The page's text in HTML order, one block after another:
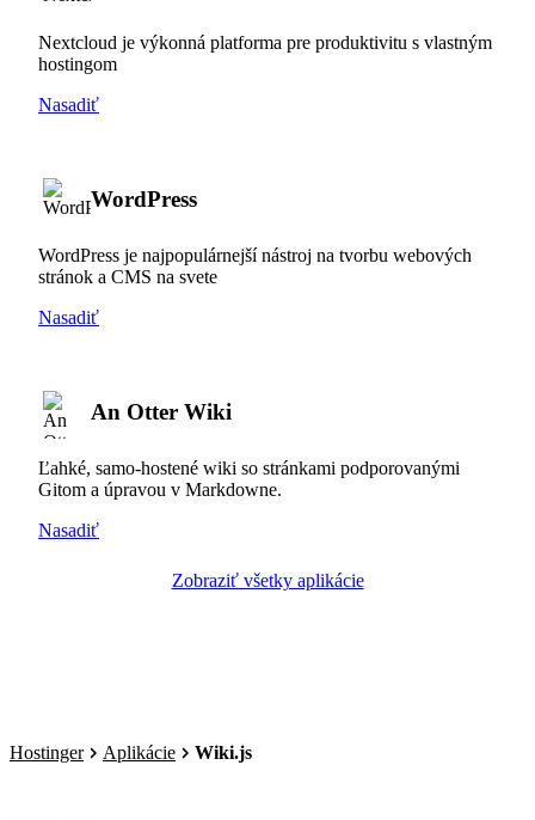
Nextcloud je výkonná platforma pre produktivitu s vlastným
hostingom
Nasadiť
WordPress
WordPress je najpopulárnejší nástroj na tvorbu webových
stránok a CMS na svete
Nasadiť
An Otter Wiki
Ľahké, samo-hostené wiki so stránkami podporovanými
Gitom a úpravou v Markdowne.
Nasadiť
Zobraziť všetky aplikácie
Hostinger Aplikácie Wiki.js